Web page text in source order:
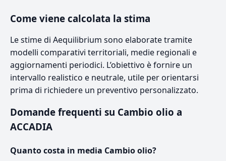
Come viene calcolata la stima
Le stime di Aequilibrium sono elaborate tramite
modelli comparativi territoriali, medie regionali e
aggiornamenti periodici. L’obiettivo è fornire un
intervallo realistico e neutrale, utile per orientarsi
prima di richiedere un preventivo personalizzato.
Domande frequenti su Cambio olio a
ACCADIA
Quanto costa in media Cambio olio?